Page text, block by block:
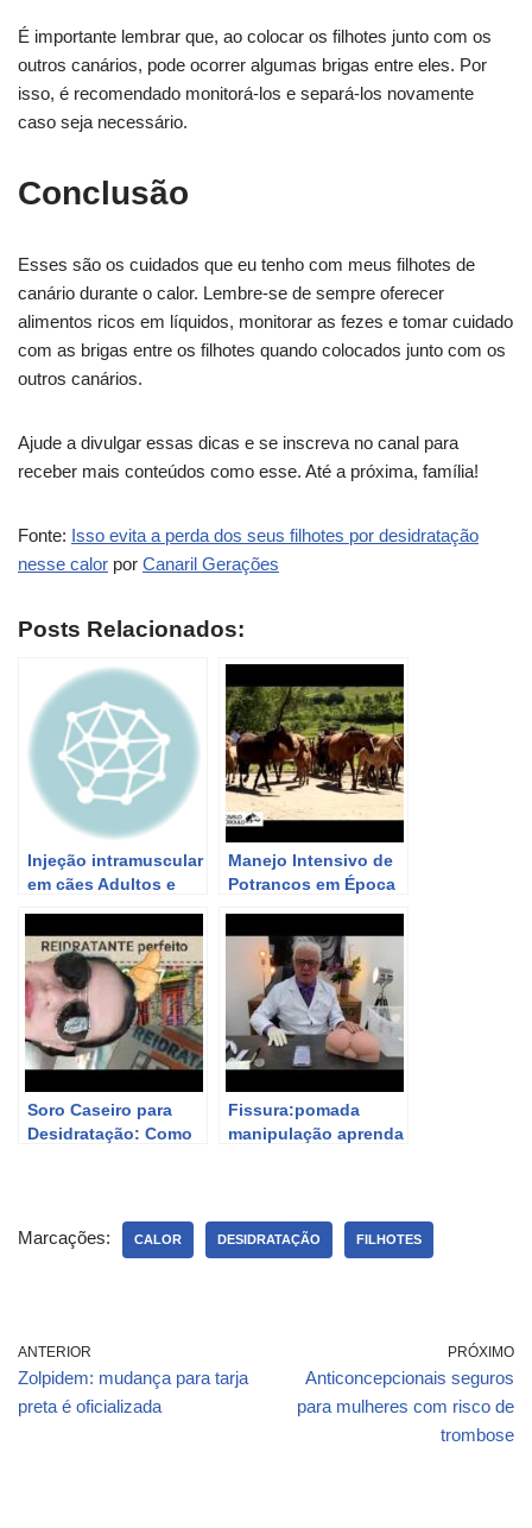
É importante lembrar que, ao colocar os filhotes junto com os
outros canários, pode ocorrer algumas brigas entre eles. Por
isso, é recomendado monitorá-los e separá-los novamente
caso seja necessário.
Conclusão
Esses são os cuidados que eu tenho com meus filhotes de
canário durante o calor. Lembre-se de sempre oferecer
alimentos ricos em líquidos, monitorar as fezes e tomar cuidado
com as brigas entre os filhotes quando colocados junto com os
outros canários.
Ajude a divulgar essas dicas e se inscreva no canal para
receber mais conteúdos como esse. Até a próxima, família!
Fonte: Isso evita a perda dos seus filhotes por desidratação
nesse calor por Canaril Gerações
Posts Relacionados:
Injeção intramuscular
em cães Adultos e
aplicar? Filhotes
Pitbull! 100K #016
Manejo Intensivo de
Potrancos em Época
Prevenção
Soro Caseiro para
Desidratação: Como
Fissura:pomada
manipulação aprenda
Marcações: CALOR DESIDRATAÇÃO FILHOTES
ANTERIOR
Zolpidem: mudança para tarja
preta é oficializada
PRÓXIMO
Anticoncepcionais seguros
para mulheres com risco de
trombose